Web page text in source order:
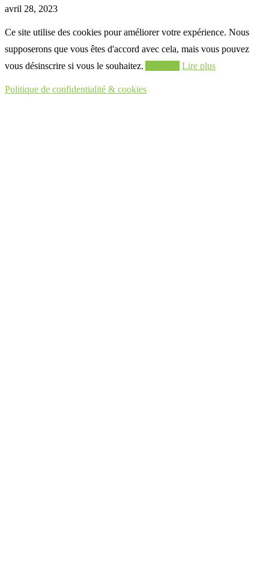
avril 28, 2023
Ce site utilise des cookies pour améliorer votre expérience. Nous
supposerons que vous êtes d'accord avec cela, mais vous pouvez
vous désinscrire si vous le souhaitez.
Lire plus
Politique de confidentialité & cookies